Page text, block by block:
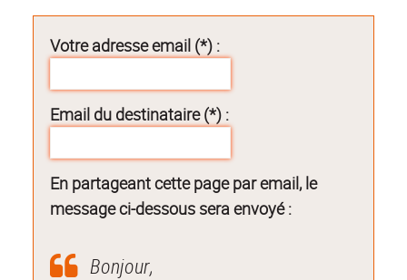
Votre adresse email (*) :
Email du destinataire (*) :
En partageant cette page par email, le
message ci-dessous sera envoyé :
Bonjour,